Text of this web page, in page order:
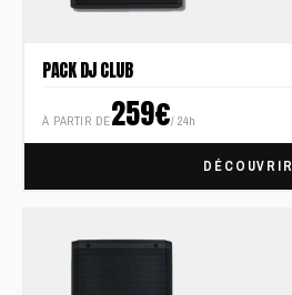
PACK DJ CLUB
À PARTIR DE259€/ 24h
DÉCOUVRIR